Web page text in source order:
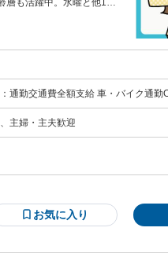
簡単に登録が可能です◎ ■
職場見学ができます！
「自分に出来そ
専任担当がサポートしま
向上に努めました。 お仕
1. 充実した福
取れる日払いに対応したシ
険、労災保険、健康保険、
外にも、テクノ・サービス
得にチャレンジが可能で
通勤交通費全額支給 車・バイク通勤
主婦・主夫歓迎
お気に入り